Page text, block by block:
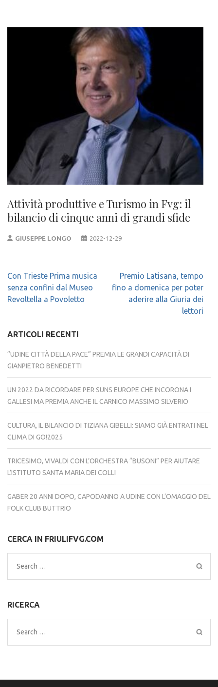
Attività produttive e Turismo in Fvg: il
bilancio di cinque anni di grandi sfide
GIUSEPPE LONGO 2022-12-29
Navigazione
articoli
Con Trieste Prima musica
senza confini dal Museo
Revoltella a Povoletto
Premio Latisana, tempo
fino a domenica per poter
aderire alla Giuria dei
lettori
ARTICOLI RECENTI
“UDINE CITTÀ DELLA PACE” PREMIA LE GRANDI CAPACITÀ DI
GIANPIETRO BENEDETTI
UN 2022 DA RICORDARE PER SUNS EUROPE CHE INCORONA I
GALLESI MA PREMIA ANCHE IL CARNICO MASSIMO SILVERIO
CULTURA, IL BILANCIO DI TIZIANA GIBELLI: SIAMO GIÀ ENTRATI NEL
CLIMA DI GO!2025
TRICESIMO, VIVALDI CON L’ORCHESTRA “BUSONI” PER AIUTARE
L’ISTITUTO SANTA MARIA DEI COLLI
GABER 20 ANNI DOPO, CAPODANNO A UDINE CON L’OMAGGIO DEL
FOLK CLUB BUTTRIO
CERCA IN FRIULIFVG.COM
Search
for:
RICERCA
Search
for: